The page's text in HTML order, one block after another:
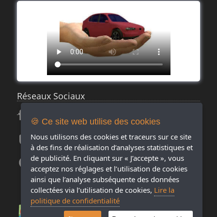
Réseaux Sociaux
🍪 Ce site web utilise des cookies
Nous utilisons des cookies et traceurs sur ce site
à des fins de réalisation d’analyses statistiques et
de publicité. En cliquant sur « J’accepte », vous
acceptez nos réglages et l’utilisation de cookies
ainsi que l’analyse subséquente des données
collectées via l’utilisation de cookies, Lire la
politique de confidentialité